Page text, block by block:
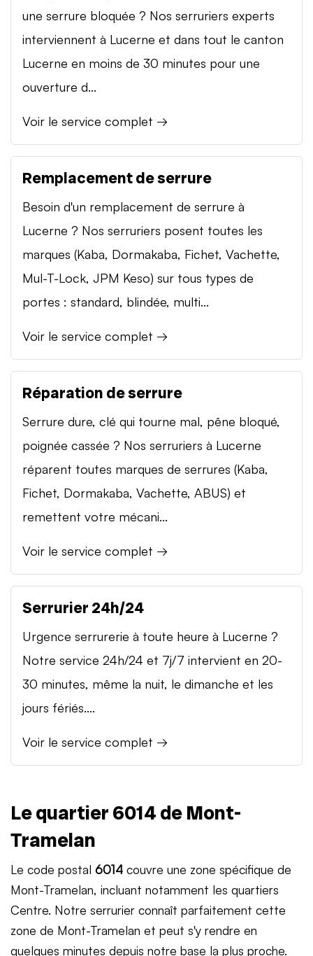
une serrure bloquée ? Nos serruriers experts
interviennent à Lucerne et dans tout le canton
Lucerne en moins de 30 minutes pour une
ouverture d...
Voir le service complet →
Remplacement de serrure
Besoin d'un remplacement de serrure à
Lucerne ? Nos serruriers posent toutes les
marques (Kaba, Dormakaba, Fichet, Vachette,
Mul-T-Lock, JPM Keso) sur tous types de
portes : standard, blindée, multi...
Voir le service complet →
Réparation de serrure
Serrure dure, clé qui tourne mal, pêne bloqué,
poignée cassée ? Nos serruriers à Lucerne
réparent toutes marques de serrures (Kaba,
Fichet, Dormakaba, Vachette, ABUS) et
remettent votre mécani...
Voir le service complet →
Serrurier 24h/24
Urgence serrurerie à toute heure à Lucerne ?
Notre service 24h/24 et 7j/7 intervient en 20-
30 minutes, même la nuit, le dimanche et les
jours fériés....
Voir le service complet →
Le quartier 6014 de Mont-
Tramelan
Le code postal 6014 couvre une zone spécifique de
Mont-Tramelan, incluant notamment les quartiers
Centre. Notre serrurier connaît parfaitement cette
zone de Mont-Tramelan et peut s'y rendre en
quelques minutes depuis notre base la plus proche.